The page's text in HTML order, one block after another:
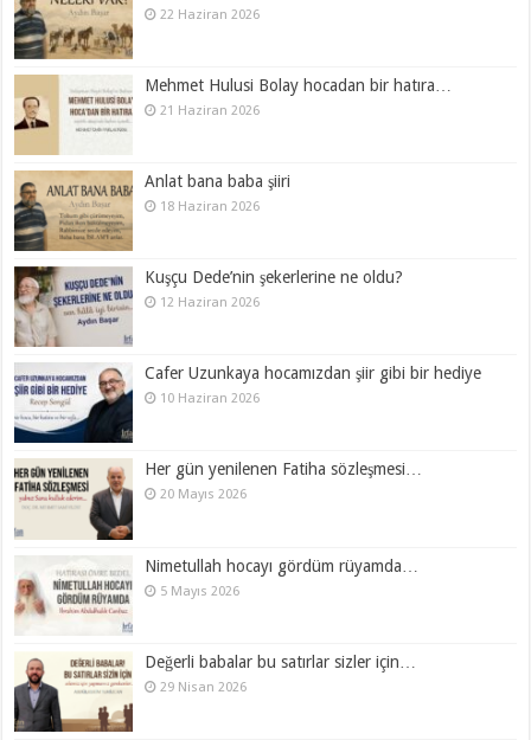
22 Haziran 2026
Mehmet Hulusi Bolay hocadan bir hatıra…
21 Haziran 2026
Anlat bana baba şiiri
18 Haziran 2026
Kuşçu Dede’nin şekerlerine ne oldu?
12 Haziran 2026
Cafer Uzunkaya hocamızdan şiir gibi bir hediye
10 Haziran 2026
Her gün yenilenen Fatiha sözleşmesi…
20 Mayıs 2026
Nimetullah hocayı gördüm rüyamda…
5 Mayıs 2026
Değerli babalar bu satırlar sizler için…
29 Nisan 2026